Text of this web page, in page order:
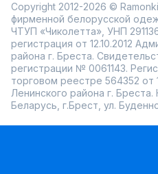
Copyright 2012-2026 ©
фирменной белорусской
ЧТУП «Чиколетта», УНП
регистрация от 12.10.2012
района г. Бреста.
регистрации № 0061143.
торговом реестре 564352 от
Ленинского района г.
Беларусь, г.Брест, ул.